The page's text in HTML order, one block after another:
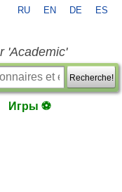
RU EN DE ES
'Academic'
Recherche!
Игры ⚽